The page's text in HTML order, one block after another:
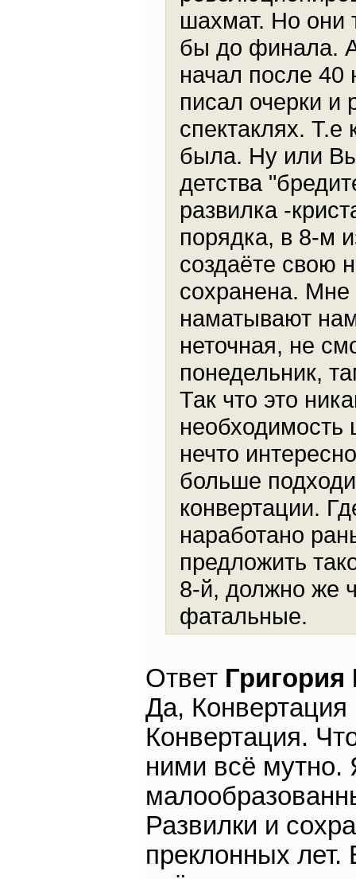
шахмат. Но они
бы до финала.
начал после 40
писал очерки и
спектаклях. Т.е
была. Ну или Вы
детства
развилка -
порядка, в 8-м
создаёте свою
сохранена.
наматывают
неточная, не
понедельник,
Так что это
необходимость
нечто
больше
конвертации.
наработано
предложить
8-й, должно же
фатальные.
Ответ
Да,
Конвертация.
ними всё
Развилки и
преклонных лет.